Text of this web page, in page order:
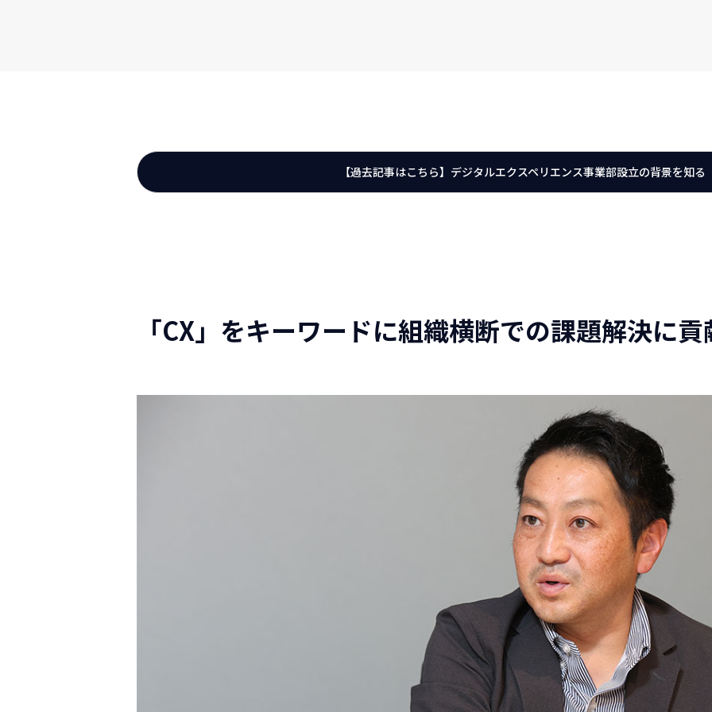
【過去記事はこちら】デジタルエクスペリエンス事業部設立の背景を知る
「CX」をキーワードに組織横断での課題解決に